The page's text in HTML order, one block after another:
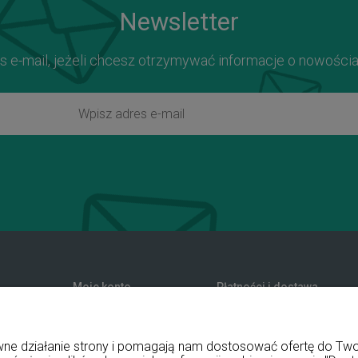
Newsletter
e-mail, jeżeli chcesz otrzymywać informacje o
Moje konto
Ustawienia konta
Płatności i dostawa
Koszty dostawy
działanie strony i pomagają nam dostosować ofertę do